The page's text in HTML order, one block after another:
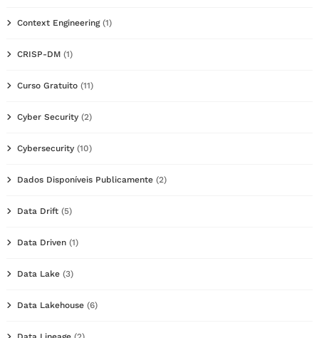
Context Engineering(1)
CRISP-DM (1)
Curso Gratuito (11)
Cyber Security (2)
Cybersecurity (10)
Dados Disponíveis Publicamente (2)
Data Drift (5)
Data Driven (1)
Data Lake (3)
Data Lakehouse (6)